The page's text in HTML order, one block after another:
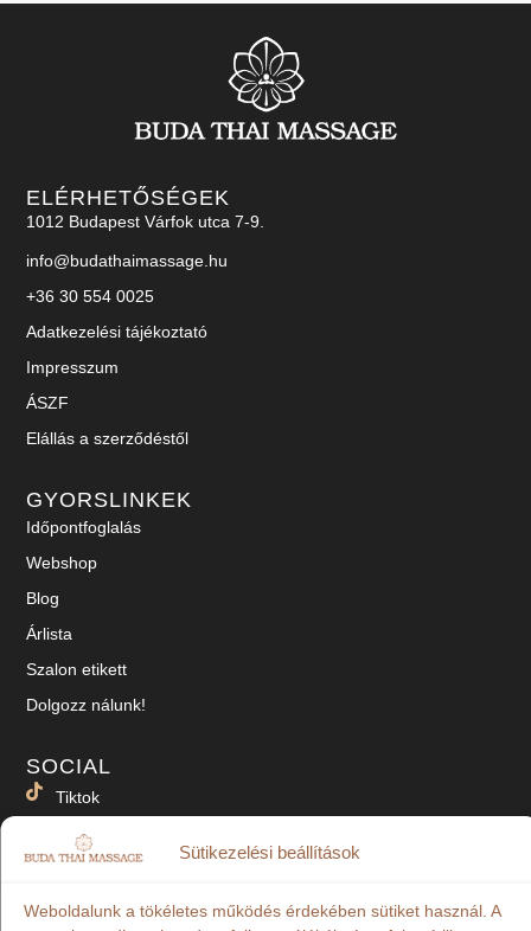
Sütikezelési beállítások
Weboldalunk a tökéletes működés érdekében sütiket használ. A
ELÉRHETŐSÉGEK
1012 Budapest Várfok utca 7-9.
info@budathaimassage.hu
+36 30 554 0025
Adatkezelési tájékoztató
Impresszum
ÁSZF
Elállás a szerződéstől
GYORSLINKEK
Időpontfoglalás
Webshop
Blog
Árlista
Szalon etikett
Dolgozz nálunk!
SOCIAL
Tiktok
Facebook